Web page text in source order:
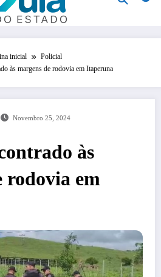
inicial
Policial
às margens de rodovia em Itaperuna
Novembro 25, 2024
às
rodovia em